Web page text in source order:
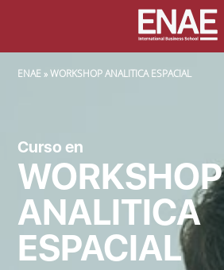
SOBRESCRIBIR ENLACES DE AYUDA A LA NAVEGACIÓN
ENAE WORKSHOP ANALITICA ESPACIAL
Curso en
WORKSHOP
ANALITICA
ESPACIAL